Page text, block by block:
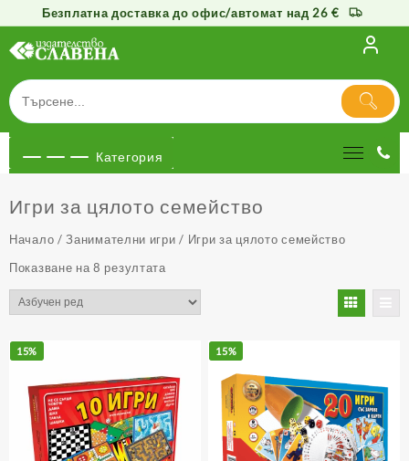
Безплатна доставка до офис/автомат над 26 €
съдържанието
Категория
Игри за цялото семейство
Начало /Занимателни игри / Игри за цялото семейство
Показване на 8 резултата
15% 15%